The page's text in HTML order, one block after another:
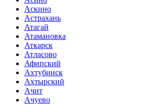
Аскино
Астрахань
Атагай
Атамановка
Аткарск
Атласово
Афипский
Ахтубинск
Ахтырский
Ачит
Ачуево